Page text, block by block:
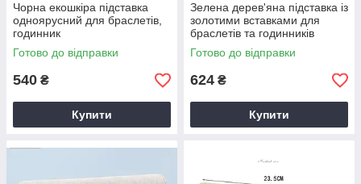
Чорна екошкіра підставка
одноярусний для браслетів,
годинник
Готово до відправки
540 ₴
Купити
Зелена дерев'яна підставка із
золотими вставками для
браслетів та годинників
Готово до відправки
624 ₴
Купити